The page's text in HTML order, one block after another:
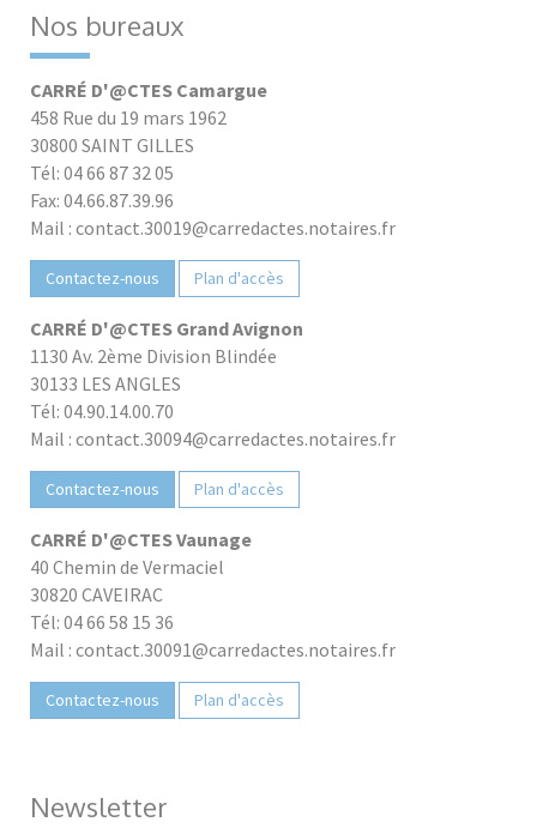
Nos bureaux
CARRÉ D'@CTES Camargue
458 Rue du 19 mars 1962
30800 SAINT GILLES
Tél: 04 66 87 32 05
Fax: 04.66.87.39.96
Mail : contact.30019@carredactes.notaires.fr
Contactez-nous Plan d'accès
CARRÉ D'@CTES Grand Avignon
1130 Av. 2ème Division Blindée
30133 LES ANGLES
Tél: 04.90.14.00.70
Mail : contact.30094@carredactes.notaires.fr
Contactez-nous Plan d'accès
CARRÉ D'@CTES Vaunage
40 Chemin de Vermaciel
30820 CAVEIRAC
Tél: 04 66 58 15 36
Mail : contact.30091@carredactes.notaires.fr
Contactez-nous Plan d'accès
Newsletter